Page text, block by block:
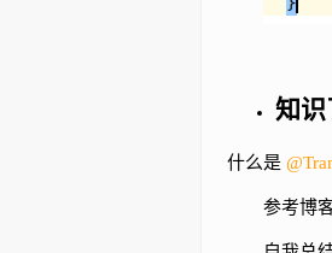
知识
什么是
参考博客